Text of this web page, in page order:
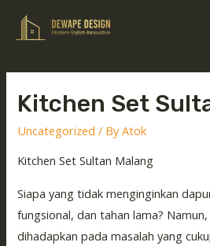
Kitchen Set
Uncategorized / ByAtok
Kitchen Set Sultan Malang
Siapa yang tidak menginginkan
fungsional, dan tahan lama?
dihadapkan pada masalah yang